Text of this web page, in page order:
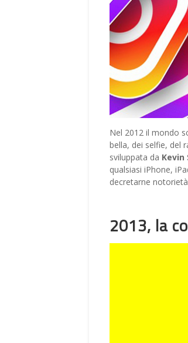
Nel 2012 il mondo
bella, dei selfie, del
sviluppata da Kevin
qualsiasi iPhone,
decretarne
2013, la